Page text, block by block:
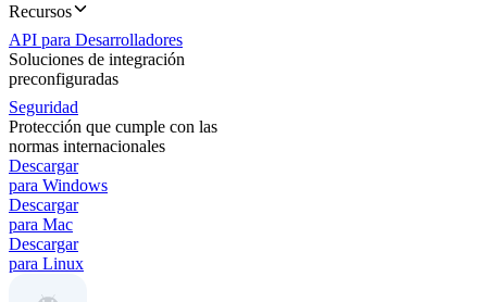
Recursos
API para Desarrolladores
Soluciones de integración
preconfiguradas
Seguridad
Protección que cumple con las
normas internacionales
Descargar
para Windows
Descargar
para Mac
Descargar
para Linux